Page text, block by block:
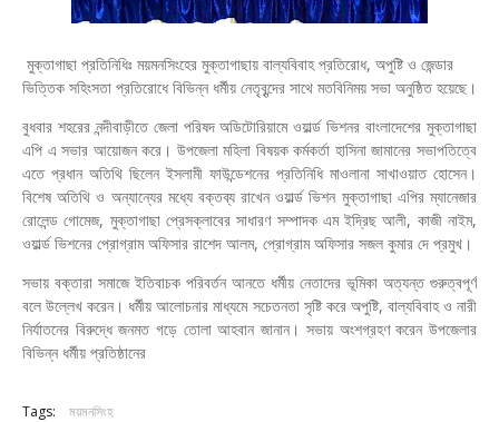
মুক্তাগাছা প্রতিনিধিঃ ময়মনসিংহের মুক্তাগাছায় বাল্যবিবাহ প্রতিরোধ, অপুষ্টি ও জেন্ডার
ভিত্তিক সহিংসতা প্রতিরোধে বিভিন্ন ধর্মীয় নেতৃবৃন্দের সাথে মতবিনিময় সভা অনুষ্ঠিত হয়েছে।
বুধবার শহরের নন্দীবাড়ীতে জেলা পরিষদ অডিটোরিয়ামে ওয়ার্ল্ড ভিশনর বাংলাদেশের মুক্তাগাছা
এপি এ সভার আয়োজন করে। উপজেলা মহিলা বিষয়ক কর্মকর্তা হাসিনা জামানের সভাপতিত্বে
এতে প্রধান অতিথি ছিলেন ইসলামী ফাউন্ডেশনের প্রতিনিধি মাওলানা সাখাওয়াত হোসেন।
বিশেষ অতিথি ও অন্যান্যের মধ্যে বক্তব্য রাখেন ওয়ার্ল্ড ভিশন মুক্তাগাছা এপির ম্যানেজার
রোলেন্ড গোমেজ, মুক্তাগাছা প্রেসক্লাবের সাধারণ সম্পাদক এম ইদ্রিছ আলী, কাজী নাইম,
ওয়ার্ল্ড ভিশনের প্রোগ্রাম অফিসার রাশেদ আলম, প্রোগ্রাম অফিসার সজল কুমার দে প্রমুখ।
সভায় বক্তারা সমাজে ইতিবাচক পরিবর্তন আনতে ধর্মীয় নেতাদের ভূমিকা অত্যন্ত গুরুত্বপূর্ণ
বলে উল্লেখ করেন। ধর্মীয় আলোচনার মাধ্যমে সচেতনতা সৃষ্টি করে অপুষ্টি, বাল্যবিবাহ ও নারী
নির্যাতনের বিরুদ্ধে জনমত গড়ে তোলা আহবান জানান। সভায় অংশগ্রহণ করেন উপজেলার
বিভিন্ন ধর্মীয় প্রতিষ্ঠানের
Tags: ময়মনসিংহ